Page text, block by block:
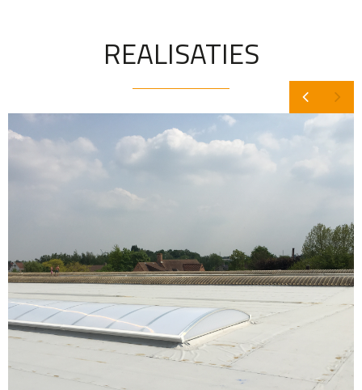
REALISATIES